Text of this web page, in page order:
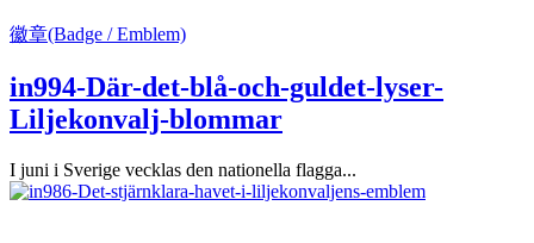
徽章(Badge / Emblem)
in994-Där-det-blå-och-guldet-lyser-
Liljekonvalj-blommar
I juni i Sverige vecklas den nationella flagga...